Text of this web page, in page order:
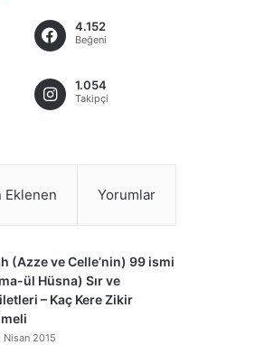
4.152
Beğeni
1.054
Takipçi
Eklenen Yorumlar
(Azze ve Celle’nin) 99 ismi
ül Hüsna) Sır ve
– Kaç Kere Zikir
Nisan 2015